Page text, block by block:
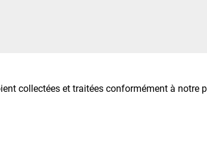
collectées et traitées conformément à notre